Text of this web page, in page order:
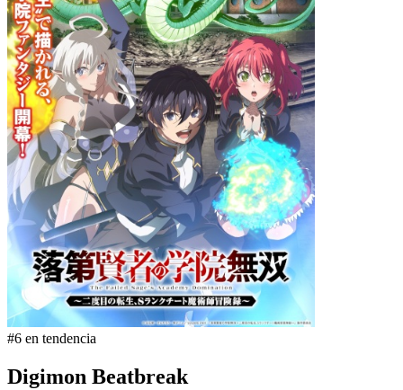
#6 en tendencia
Digimon Beatbreak